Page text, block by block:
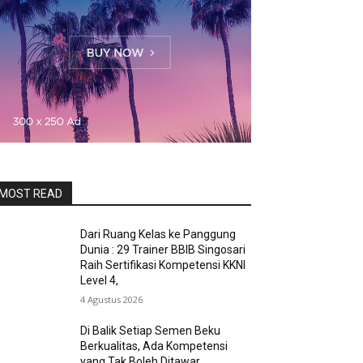
READ
Dari Ruang Kelas ke Panggung
Dunia : 29 Trainer BBIB Singosari
Raih Sertifikasi Kompetensi KKNI
Level 4,
4 Agustus 2026
Di Balik Setiap Semen Beku
Berkualitas, Ada Kompetensi